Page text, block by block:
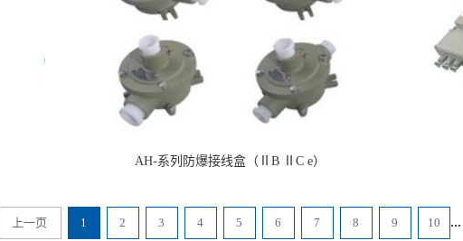
AH-系列防爆接线盒（ⅡB ⅡC e）
上一页 1 2 3 4 5 6 7 8 9 10 ...